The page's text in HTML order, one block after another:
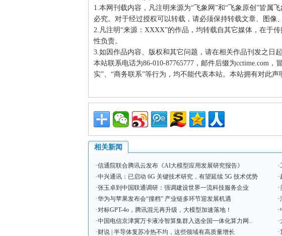
1.本网刊载内容，凡注明来源为“飞象网”和“飞象原创”皆属
必究。对于经过授权可以转载，请必须保持转载文章、图像
2.凡注明“来源：XXXX”的作品，均转载自其它媒体，在于
性负责。
3.如因作品内容、版权和其它问题，请在相关作品刊发之日
本站联系电话为86-010-87765777，邮件后缀为cctime.com
实”、“商务联系”等行为，均不能代表本站。本站拥有对此声
相关新闻
·信通院联合腾讯云发布《AI大模型应用发展研究报告》 ·
·中兴通讯：已启动 6G 关键技术研究，有望延续 5G 技术优势 ·
·张玉卓到中国联通调研：强调建设世界一流科技服务企业 ·
·华为与苹果发布会“撞档” 产业链多环节迎发展机遇 ·
·对标GPT-4o，腾讯混元再升级，大模型加速落地！ ·
·中国电信京津冀万卡液冷智算集群入选全国一体化算力网.. ·
· 财说 | 半导体复苏冷热不均，这些领域有高质量增长 ·